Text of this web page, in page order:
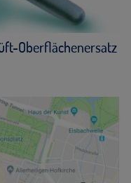
Oberflächenersatz